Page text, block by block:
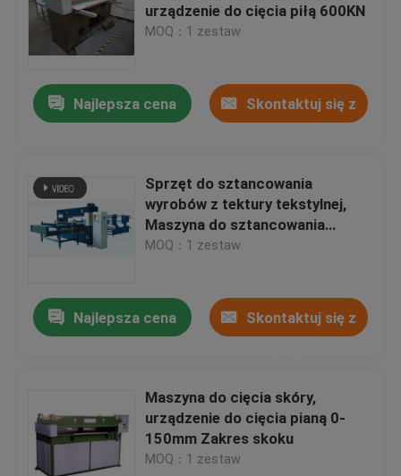
urządzenie do cięcia piłą 600KN
MOQ：1 zestaw
Najlepsza cena Skontaktuj się z
Sprzęt do sztancowania
wyrobów z tektury tekstylnej,
Maszyna do sztancowania
obuwia
MOQ：1 zestaw
Najlepsza cena Skontaktuj się z
Maszyna do cięcia skóry,
urządzenie do cięcia pianą 0-
150mm Zakres skoku
MOQ：1 zestaw